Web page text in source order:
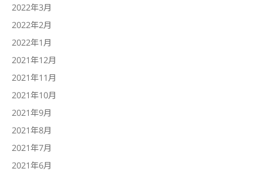
2022年3月
2022年2月
2022年1月
2021年12月
2021年11月
2021年10月
2021年9月
2021年8月
2021年7月
2021年6月